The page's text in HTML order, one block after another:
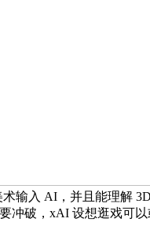
输入 AI，并且能理解
冲破，xAI 设想逛戏可以